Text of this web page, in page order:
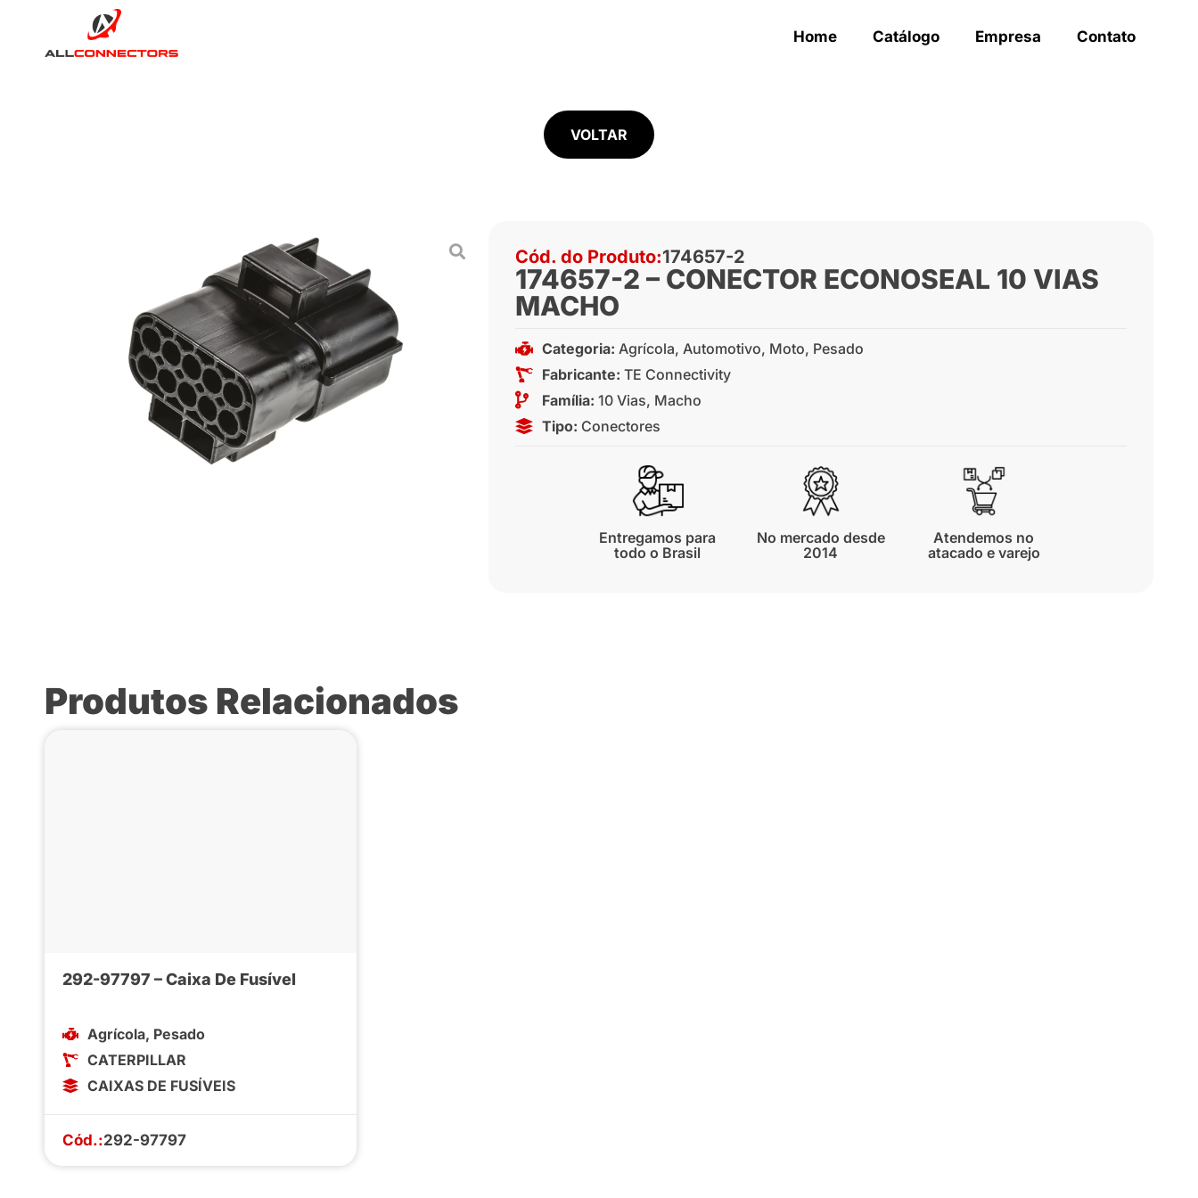
Home Catálogo Empresa Contato
VOLTAR
Cód. do Produto:174657-2
174657-2 – CONECTOR ECONOSEAL 10 VIAS
MACHO
Categoria: Agrícola, Automotivo, Moto, Pesado
Fabricante: TE Connectivity
Família: 10 Vias, Macho
Tipo: Conectores
Entregamos para
todo o Brasil
No mercado desde
2014
Atendemos no
atacado e varejo
Produtos Relacionados
292-97797 – Caixa De Fusível
Agrícola, Pesado
CATERPILLAR
CAIXAS DE FUSÍVEIS
Cód.:292-97797